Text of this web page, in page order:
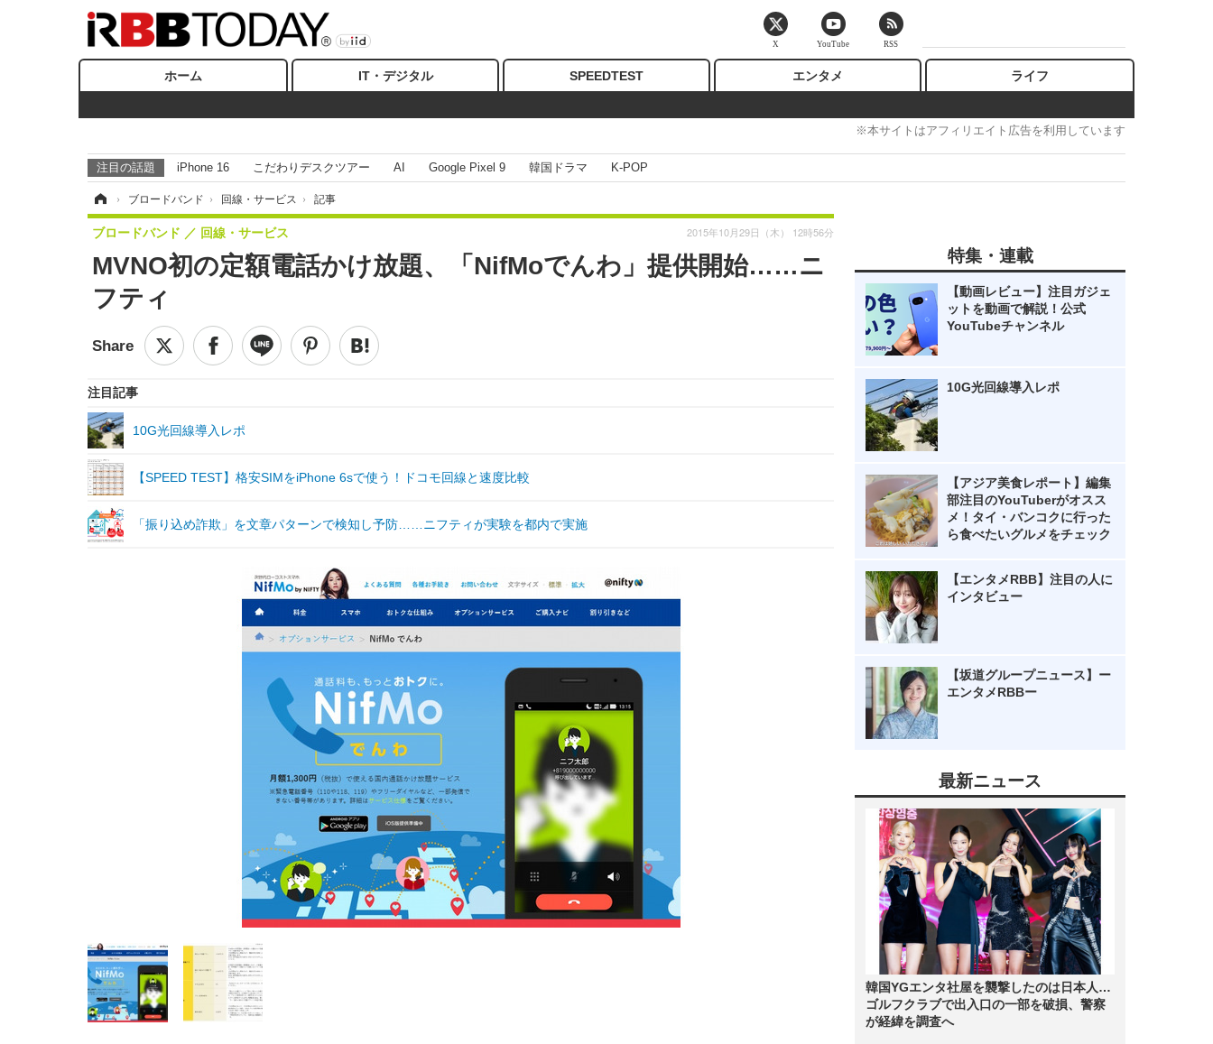
ホーム IT・デジタル SPEEDTEST エンタメ ライフ
※本サイトはアフィリエイト広告を利用しています
注目の話題 iPhone 16 こだわりデスクツアー AI Google Pixel 9 韓国ドラマ K-POP
› ブロードバンド › 回線・サービス › 記事
MVNO初の定額電話かけ放題、「NifMoでんわ」提供開始……ニ
フティ
ブロードバンド 回線・サービス 2015年10月29日（木） 12時56分
注目記事
10G光回線導入レポ
【SPEED TEST】格安SIMをiPhone 6sで使う！ドコモ回線と速度比較
「振り込め詐欺」を文章パターンで検知し予防……ニフティが実験を都内で実施
特集・連載
【動画レビュー】注目ガジェ
ットを動画で解説！公式
YouTubeチャンネル
10G光回線導入レポ
【アジア美食レポート】編集
部注目のYouTuberがオスス
メ！タイ・バンコクに行った
ら食べたいグルメをチェック
【エンタメRBB】注目の人に
インタビュー
【坂道グループニュース】ー
エンタメRBBー
最新ニュース
韓国YGエンタ社屋を襲撃したのは日本人…
ゴルフクラブで出入口の一部を破損、警察
が経緯を調査へ
X YouTube RSS